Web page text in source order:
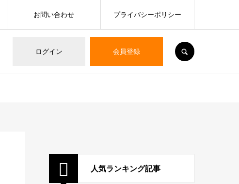
ログイン 会員登録
お問い合わせ プライバシーポリシー
人気ランキング記事